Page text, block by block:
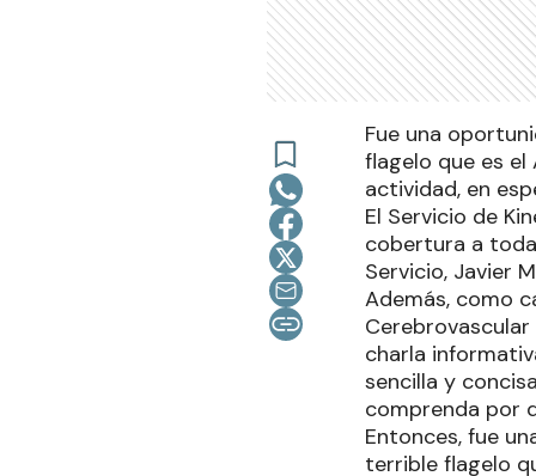
Fue una
flagelo que es el
actividad, en
El Servicio de
cobertura a
Servicio, Javier
Además, como
charla
sencilla y
comprenda por
Entonces, fue
terrible flagelo